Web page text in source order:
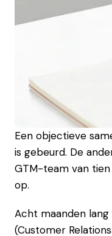
Een objectieve
is gebeurd. De
GTM-team van
op.
Acht maanden
(Customer